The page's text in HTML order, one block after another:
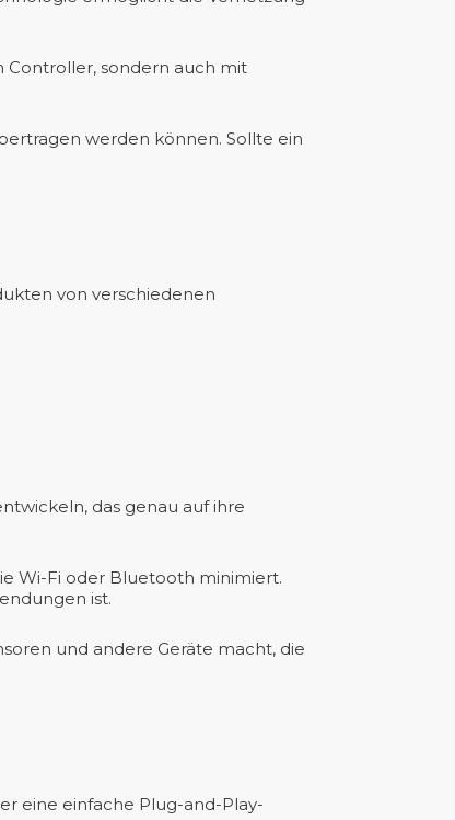
Controller, sondern auch mit
werden können. Sollte ein
von verschiedenen
das genau auf ihre
Wi-Fi oder Bluetooth minimiert.
ist.
und andere Geräte macht, die
eine einfache Plug-and-Play-